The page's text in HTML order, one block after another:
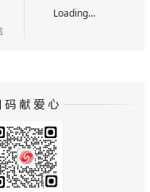
Loading...